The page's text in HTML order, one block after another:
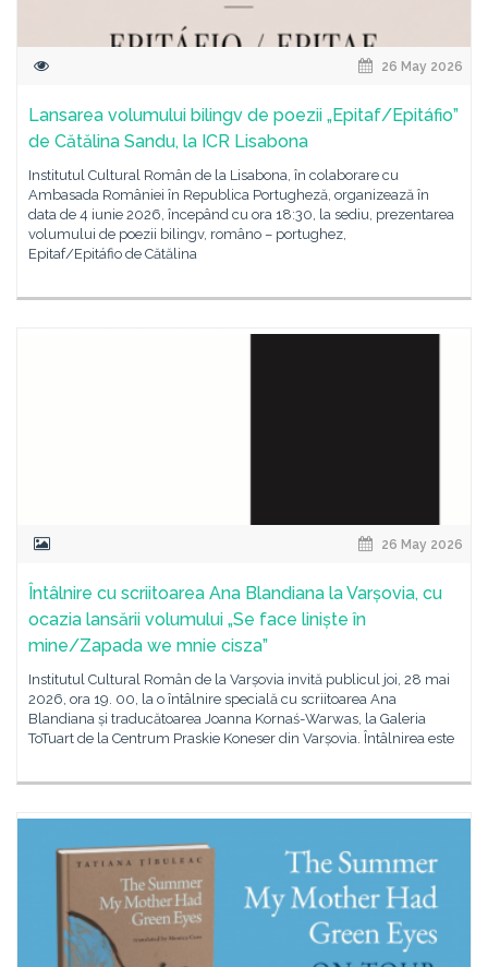
26 May 2026
Lansarea volumului bilingv de poezii „Epitaf/Epitáfio”
de Cătălina Sandu, la ICR Lisabona
Institutul Cultural Român de la Lisabona, în colaborare cu
Ambasada României în Republica Portugheză, organizează în
data de 4 iunie 2026, începând cu ora 18:30, la sediu, prezentarea
volumului de poezii bilingv, româno – portughez,
Epitaf/Epitáfio de Cătălina
26 May 2026
Întâlnire cu scriitoarea Ana Blandiana la Varșovia, cu
ocazia lansării volumului „Se face liniște în
mine/Zapada we mnie cisza”
Institutul Cultural Român de la Varșovia invită publicul joi, 28 mai
2026, ora 19. 00, la o întâlnire specială cu scriitoarea Ana
Blandiana și traducătoarea Joanna Kornaś-Warwas, la Galeria
ToTuart de la Centrum Praskie Koneser din Varșovia. Întâlnirea este